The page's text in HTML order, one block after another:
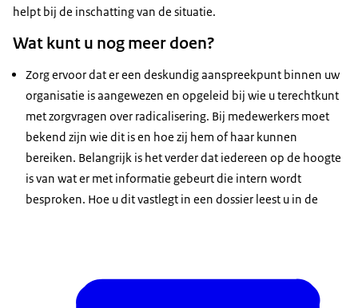
helpt bij de inschatting van de situatie.
Wat kunt u nog meer doen?
Zorg ervoor dat er een deskundig aanspreekpunt binnen uw
organisatie is aangewezen en opgeleid bij wie u terechtkunt
met zorgvragen over radicalisering. Bij medewerkers moet
bekend zijn wie dit is en hoe zij hem of haar kunnen
bereiken. Belangrijk is het verder dat iedereen op de hoogte
is van wat er met informatie gebeurt die intern wordt
besproken. Hoe u dit vastlegt in een dossier leest u in de